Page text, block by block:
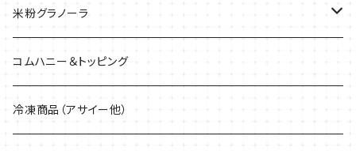
米粉グラノーラ
40g
200g
コムハニー＆トッピング
冷凍商品（アサイー他）